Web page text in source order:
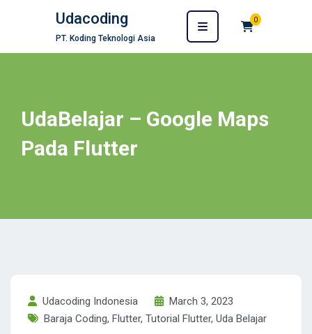
Udacoding
PT. Koding Teknologi Asia
0
UdaBelajar – Google Maps
Pada Flutter
Udacoding Indonesia
March 3, 2023
Baraja Coding, Flutter, Tutorial Flutter, Uda Belajar